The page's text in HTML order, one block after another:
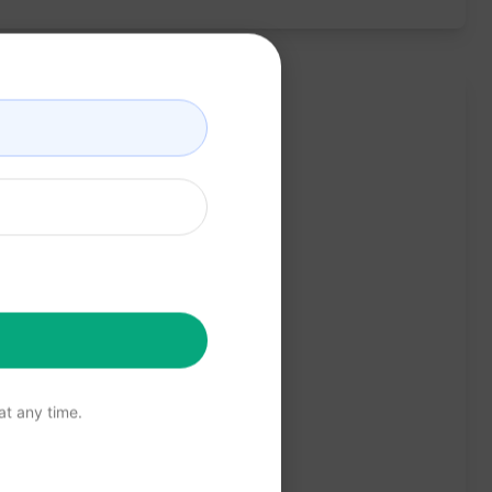
any time.